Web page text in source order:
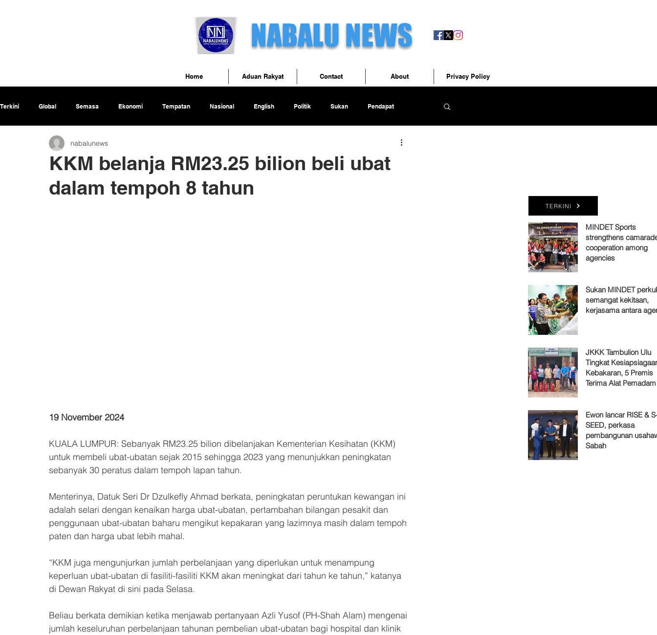
NABALU NEWS
Terkini Global Semasa Ekonomi Tempatan Nasional English Politik Sukan Pendapat
KKM belanja RM23.25 bilion beli ubat
dalam tempoh 8 tahun
nabalunews
19 November 2024
KUALA LUMPUR: Sebanyak RM23.25 bilion dibelanjakan Kementerian Kesihatan (KKM)
untuk membeli ubat-ubatan sejak 2015 sehingga 2023 yang menunjukkan peningkatan
sebanyak 30 peratus dalam tempoh lapan tahun.
Menterinya, Datuk Seri Dr Dzulkefly Ahmad berkata, peningkatan peruntukan kewangan ini
adalah selari dengan kenaikan harga ubat-ubatan, pertambahan bilangan pesakit dan
penggunaan ubat-ubatan baharu mengikut kepakaran yang lazimnya masih dalam tempoh
paten dan harga ubat lebih mahal.
“KKM juga mengunjurkan jumlah perbelanjaan yang diperlukan untuk menampung
keperluan ubat-ubatan di fasiliti-fasiliti KKM akan meningkat dari tahun ke tahun,” katanya
di Dewan Rakyat di sini pada Selasa.
Beliau berkata demikian ketika menjawab pertanyaan Azli Yusof (PH-Shah Alam) mengenai
jumlah keseluruhan perbelanjaan tahunan pembelian ubat-ubatan bagi hospital dan klinik
TERKINI
MINDET Sports
strengthens
cooperation among
agencies
Sukan MINDET
semangat kekitaan,
kerjasama antara
JKKK Tambulion Ulu
Tingkat
Kebakaran, 5 Premis
Terima Alat
Ewon lancar RISE &
SEED, perkasa
pembangunan
Sabah
Home Aduan Rakyat Contact About Privacy Policy